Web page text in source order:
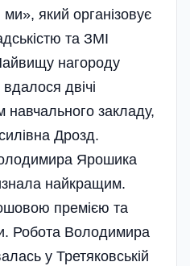
який організовує
та ЗМІ
нагороду
двічі
закладу,
Дрозд.
Ярошика
найкращим.
премією та
Робота Володи­мира
у Третяковській